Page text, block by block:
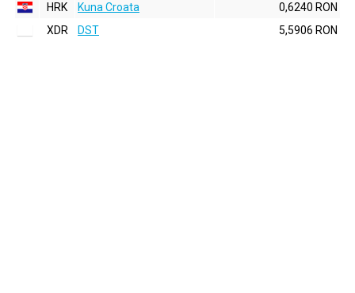
HRK
Kuna Croata
0,6240 RON
XDR
DST 5,5906 RON